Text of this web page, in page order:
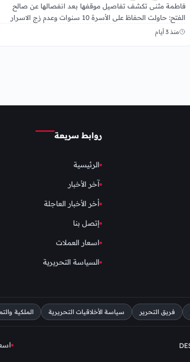
فاطمة مثنى تكشف تفاصيل موقفها بعد انفصالها عن صالح
الفتح: حاولت الحفاظ على الأسرة 10 سنوات وعدم زج الاسرار
الأسرية…
منذ 3 أيام
روابط سريعة
الرئيسية
آخر الأخبار
أخر الأخبار العاجلة
إتصل بنا
اسعار العملات
السياسة التحريرية
فريق التحرير سياسة الأخلاقيات التحريرية الملكية